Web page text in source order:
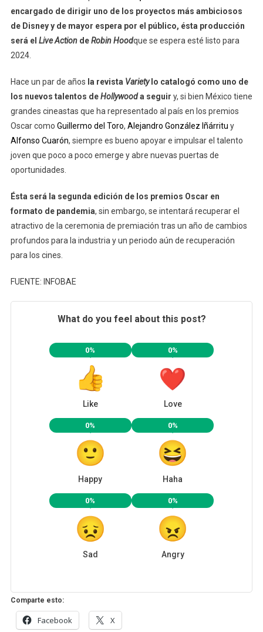
encargado de dirigir uno de los proyectos más ambiciosos
de Disney y de mayor espera por el público, ésta producción
será el Live ActiondeRobin Hoodque se espera esté listo para
2024.
Hace un par de años la revista Variety lo catalogó como uno de
los nuevos talentos deHollywooda seguir y, si bien México tiene
grandes cineastas que ha representado al país en los premios
Oscar como Guillermo del Toro, Alejandro González Iñárritu y
Alfonso Cuarón, siempre es bueno apoyar e impulsar el talento
joven que poco a poco emerge y abre nuevas puertas de
oportunidades.
Ésta será la segunda edición de los premios Oscar en
formato de pandemia, sin embargo, se intentará recuperar el
atractivo de la ceremonia de premiación tras un año de cambios
profundos para la industria y un periodo aún de recuperación
para los cines.
FUENTE: INFOBAE
What do you feel about this post?
0%
Like
0%
Love
0%
Happy
0%
Haha
0%
Sad
0%
Angry
Comparte esto:
Facebook X